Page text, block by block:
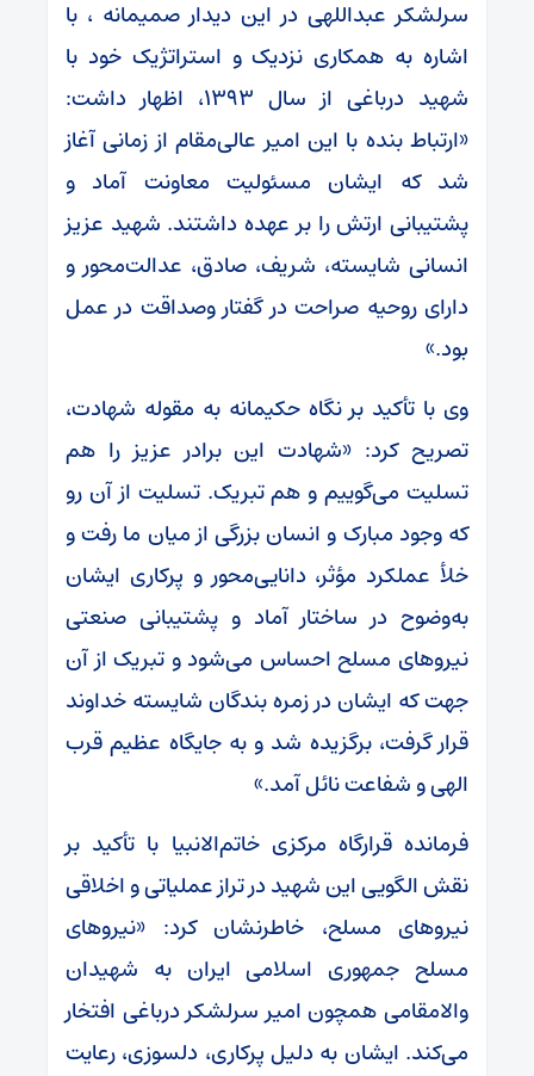
سرلشکر عبداللهی در این دیدار صمیمانه ، با
اشاره به همکاری نزدیک و استراتژیک خود با
شهید درباغی از سال ۱۳۹۳، اظهار داشت:
«ارتباط بنده با این امیر عالی‌مقام از زمانی آغاز
شد که ایشان مسئولیت معاونت آماد و
پشتیبانی ارتش را بر عهده داشتند. شهید عزیز
انسانی شایسته، شریف، صادق، عدالت‌محور و
دارای روحیه صراحت در گفتار وصداقت در عمل
بود.»
وی با تأکید بر نگاه حکیمانه به مقوله شهادت،
تصریح کرد: «شهادت این برادر عزیز را هم
تسلیت می‌گوییم و هم تبریک. تسلیت از آن رو
که وجود مبارک و انسان بزرگی از میان ما رفت و
خلأ عملکرد مؤثر، دانایی‌محور و پرکاری ایشان
به‌وضوح در ساختار آماد و پشتیبانی صنعتی
نیروهای مسلح احساس می‌شود و تبریک از آن
جهت که ایشان در زمره بندگان شایسته خداوند
قرار گرفت، برگزیده شد و به جایگاه عظیم قرب
الهی و شفاعت نائل آمد.»
فرمانده قرارگاه مرکزی خاتم‌الانبیا با تأکید بر
نقش الگویی این شهید در تراز عملیاتی و اخلاقی
نیروهای مسلح، خاطرنشان کرد: «نیروهای
مسلح جمهوری اسلامی ایران به شهیدان
والامقامی همچون امیر سرلشکر درباغی افتخار
می‌کند. ایشان به دلیل پرکاری، دلسوزی، رعایت